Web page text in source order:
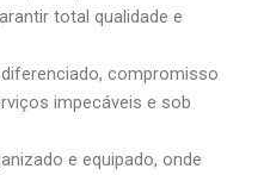
total qualidade e
compromisso
impecáveis e sob
e equipado, onde